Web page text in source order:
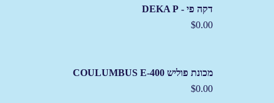
דקה פי - DEKA P
$0.00
מכונת פוליש COULUMBUS E-400
$0.00